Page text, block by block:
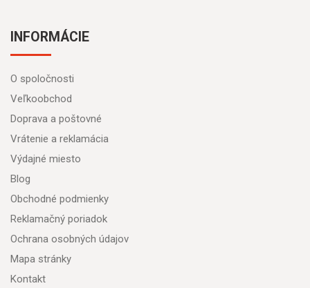
INFORMÁCIE
O spoločnosti
Veľkoobchod
Doprava a poštovné
Vrátenie a reklamácia
Výdajné miesto
Blog
Obchodné podmienky
Reklamačný poriadok
Ochrana osobných údajov
Mapa stránky
Kontakt